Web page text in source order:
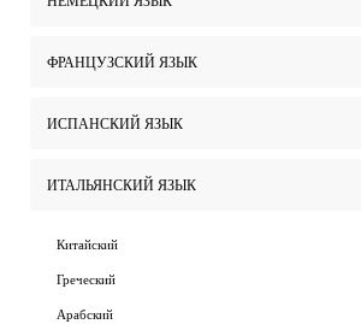
ФРАНЦУЗСКИЙ ЯЗЫК
ИСПАНСКИЙ ЯЗЫК
ИТАЛЬЯНСКИЙ ЯЗЫК
Китайский
Греческий
Арабский